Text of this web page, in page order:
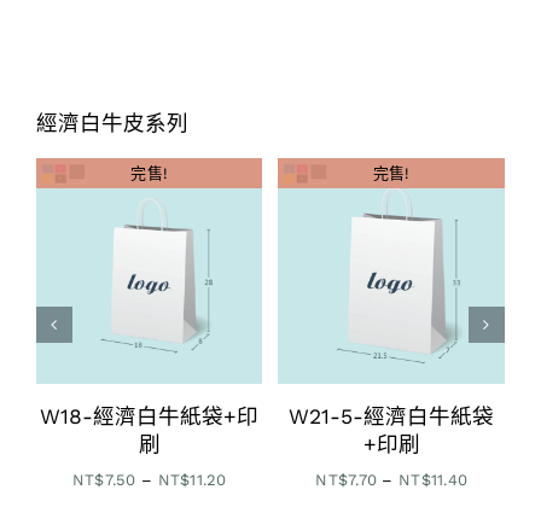
經濟白牛皮系列
完售!
W18-經濟白牛紙袋+印
刷
NT$7.50 – NT$11.20價
完售!
W21-5-經濟白牛紙袋
+印刷
NT$7.70 – NT$11.40價